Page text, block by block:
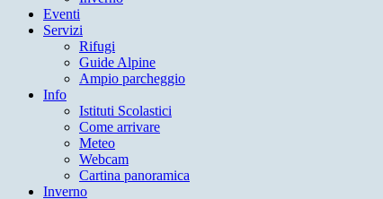
Eventi
Servizi
Rifugi
Guide Alpine
Ampio parcheggio
Info
Istituti Scolastici
Come arrivare
Meteo
Webcam
Cartina panoramica
Inverno